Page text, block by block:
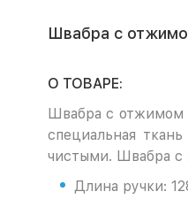
Швабра с
О ТОВАРЕ:
Швабра с отжимом
специальная
чистыми. Швабра с
Длина ручки: